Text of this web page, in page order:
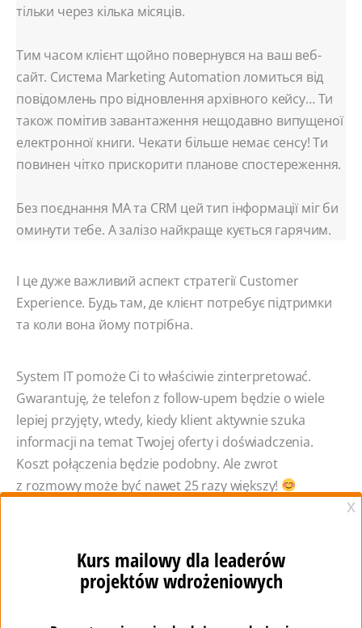
тільки через кілька місяців.
Тим часом клієнт щойно повернувся на ваш веб-
сайт. Система Marketing Automation ломиться від
повідомлень про відновлення архівного кейсу… Ти
також помітив завантаження нещодавно випущеної
електронної книги. Чекати більше немає сенсу! Ти
повинен чітко прискорити планове спостереження.
Без поєднання MA та CRM цей тип інформації міг би
оминути тебе. А залізо найкраще кується гарячим.
І це дуже важливий аспект стратегії Customer
Experience. Будь там, де клієнт потребує підтримки
та коли вона йому потрібна.
System IT pomoże Ci to właściwie zinterpretować.
Gwarantuję, że telefon z follow-upem będzie o wiele
lepiej przyjęty, wtedy, kiedy klient aktywnie szuka
informacji na temat Twojej oferty i doświadczenia.
Koszt połączenia będzie podobny. Ale zwrot
z rozmowy może być nawet 25 razy większy!
Masz pytania?